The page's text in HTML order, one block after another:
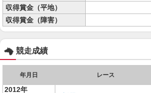
収得賞金（平地）
収得賞金（障害）
競走成績
年月日 レース
2012年